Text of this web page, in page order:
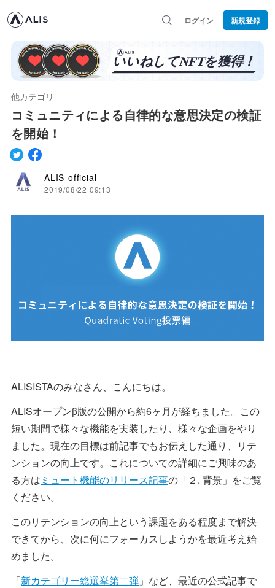
ログイン 新規登録
他カテゴリ
コミュニティによる自律的な意思決定の検証
を開始！
ALIS-official
2019/08/22 09:13
ALISISTAのみなさん、こんにちは。
ALISオープンβ版の公開から約6ヶ月が経ちました。この
短い期間で様々な機能を実装したり、様々な企画をやり
ました。現在の目標は前記事でもお伝えした通り、リテ
ンションの向上です。これについての詳細にご興味のあ
る方は ミュート機能のリリース記事の「２. 背景」をご覧
ください。
このリテンションの向上という課題をある程度まで解決
できてから、次に何にフォーカスしようかを最近考え始
めました。
「新カテゴリー総選挙第二弾 」など、最近の公式記事で